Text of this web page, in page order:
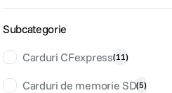
Subcategorie
Carduri CFexpress(11)
Carduri de memorie SD(5)